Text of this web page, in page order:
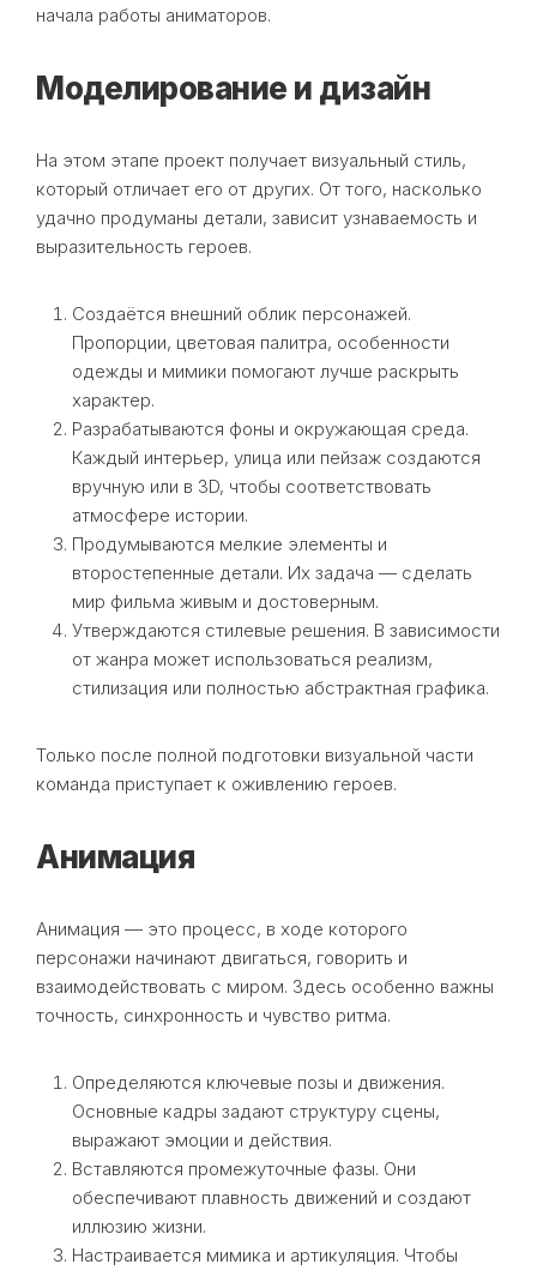
начала работы аниматоров.
Моделирование и дизайн
На этом этапе проект получает визуальный стиль,
который отличает его от других. От того, насколько
удачно продуманы детали, зависит узнаваемость и
выразительность героев.
Создаётся внешний облик персонажей.
Пропорции, цветовая палитра, особенности
одежды и мимики помогают лучше раскрыть
характер.
Разрабатываются фоны и окружающая среда.
Каждый интерьер, улица или пейзаж создаются
вручную или в 3D, чтобы соответствовать
атмосфере истории.
Продумываются мелкие элементы и
второстепенные детали. Их задача — сделать
мир фильма живым и достоверным.
Утверждаются стилевые решения. В зависимости
от жанра может использоваться реализм,
стилизация или полностью абстрактная графика.
Только после полной подготовки визуальной части
команда приступает к оживлению героев.
Анимация
Анимация — это процесс, в ходе которого
персонажи начинают двигаться, говорить и
взаимодействовать с миром. Здесь особенно важны
точность, синхронность и чувство ритма.
Определяются ключевые позы и движения.
Основные кадры задают структуру сцены,
выражают эмоции и действия.
Вставляются промежуточные фазы. Они
обеспечивают плавность движений и создают
иллюзию жизни.
Настраивается мимика и артикуляция. Чтобы